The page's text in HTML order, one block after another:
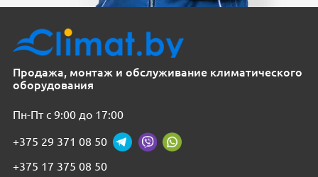
Продажа, монтаж и обслуживание климатического
оборудования
Пн-Пт с 9:00 до 17:00
+375 29 371 08 50
+375 17 375 08 50